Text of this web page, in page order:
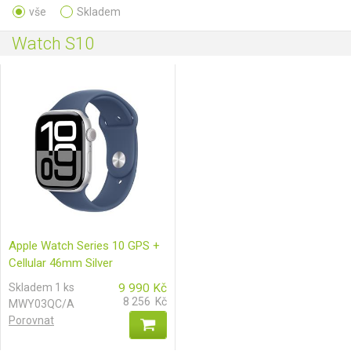
vše
Skladem
Watch S10
Apple Watch Series 10 GPS +
Cellular 46mm Silver
Aluminium Case with Denim
Sport Band - S/M
Skladem 1 ks
MWY03QC/A
Porovnat
9 990 Kč
8 256 Kč